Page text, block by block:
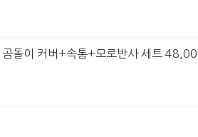
돌이 커버+속통+모로반사 세트